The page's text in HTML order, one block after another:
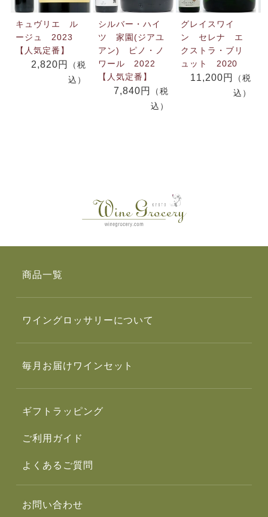
キュヴリエ ル
ージュ 2023
【人気定番】
2,820円
（税
込）
シルバー・ハイ
ツ 家園(ジアユ
アン) ピノ・ノ
ワール 2022
【人気定番】
7,840円
（税
込）
グレイスワイ
ン セレナ エ
クストラ・ブリ
ュット 2020
11,200円
（税
込）
商品一覧
ワイングロッサリーについて
毎月お届けワインセット
ギフトラッピング
ご利用ガイド
よくあるご質問
お問い合わせ